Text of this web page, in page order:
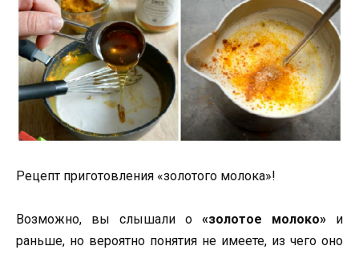
Рецепт приготовления «золотого молока»!
Возможно, вы слышали о «золотое молоко» и
раньше, но вероятно понятия не имеете, из чего оно